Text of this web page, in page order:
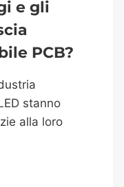
e gli
PCB?
stanno
alla loro